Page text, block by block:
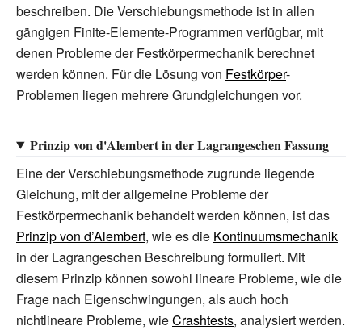
beschreiben. Die Verschiebungsmethode ist in allen
gängigen Finite-Elemente-Programmen verfügbar, mit
denen Probleme der Festkörpermechanik berechnet
werden können. Für die Lösung von Festkörper-
Problemen liegen mehrere Grundgleichungen vor.
Prinzip von d'Alembert in der Lagrangeschen Fassung
Eine der Verschiebungsmethode zugrunde liegende
Gleichung, mit der allgemeine Probleme der
Festkörpermechanik behandelt werden können, ist das
Prinzip von d’Alembert, wie es die Kontinuumsmechanik
in der Lagrangeschen Beschreibung formuliert. Mit
diesem Prinzip können sowohl lineare Probleme, wie die
Frage nach Eigenschwingungen, als auch hoch
nichtlineare Probleme, wieCrashtests, analysiert werden.